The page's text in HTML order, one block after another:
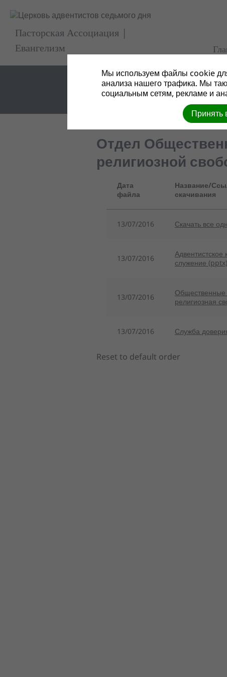
Пасторская Ассоциация |
Евангелизм
Отдел
религиозной
Дата
файла
Название/
скачивания
13/07/2016 Скачать все
13/07/2016
Адвентистское
служение (pptx)
13/07/2016
Общественные
религиозная
13/07/2016 Служба
Reset to default order
Мы используем файлы cookie
анализа нашего трафика. Мы
социальным сетям, рекламе и